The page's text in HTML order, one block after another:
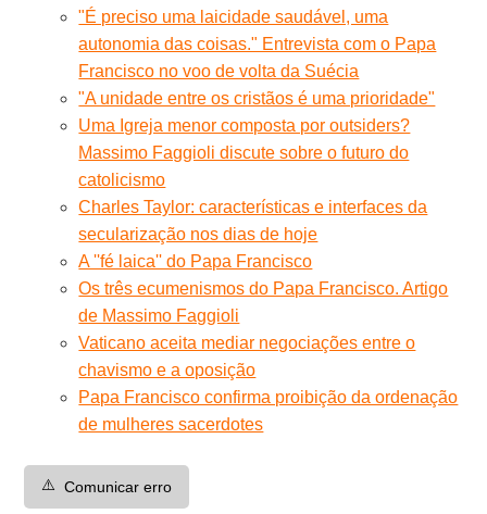
"É preciso uma laicidade saudável, uma
autonomia das coisas." Entrevista com o Papa
Francisco no voo de volta da Suécia
"A unidade entre os cristãos é uma prioridade"
Uma Igreja menor composta por outsiders?
Massimo Faggioli discute sobre o futuro do
catolicismo
Charles Taylor: características e interfaces da
secularização nos dias de hoje
A ''fé laica'' do Papa Francisco
Os três ecumenismos do Papa Francisco. Artigo
de Massimo Faggioli
Vaticano aceita mediar negociações entre o
chavismo e a oposição
Papa Francisco confirma proibição da ordenação
de mulheres sacerdotes
⚠️ Comunicar erro